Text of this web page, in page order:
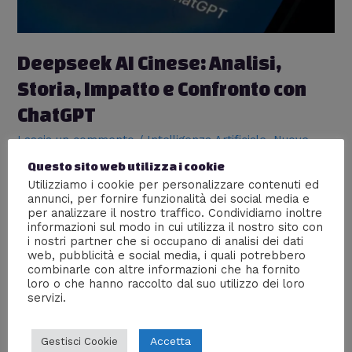
Deepseek AI Cinese: Analisi,
Storia, Impatto e Confronto con
ChatGPT
Lascia un commento /Intelligenza Artificiale,Nuove
Deepseek è la nuova intelligenza artificiale cinese che
sta rivoluzionando il panorama tecnologico, con una
forte capacità di comprensione del cinese e
applicazioni aziendali avanzate. Rispetto a ChatGPT,
presenta punti di forza come l’adattamento al contesto
locale, ma anche debolezze legate alla sua capacità di
interazione in lingue occidentali. L’impatto finanziario e
le sfide etiche sono centrali nel dibattito su questa
verso il successo globale.
Questo sito web utilizza i cookie
Utilizziamo i cookie per personalizzare contenuti ed
annunci, per fornire funzionalità dei social media e
per analizzare il nostro traffico. Condividiamo inoltre
informazioni sul modo in cui utilizza il nostro sito con
i nostri partner che si occupano di analisi dei dati
web, pubblicità e social media, i quali potrebbero
combinarle con altre informazioni che ha fornito
loro o che hanno raccolto dal suo utilizzo dei loro
servizi.
Gestisci Cookie Accetta